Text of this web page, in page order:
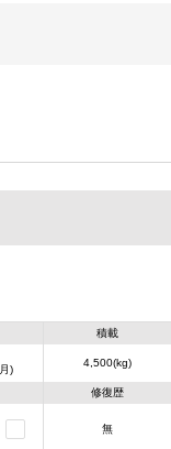
)
積載
4,500(kg)
修復歴
無